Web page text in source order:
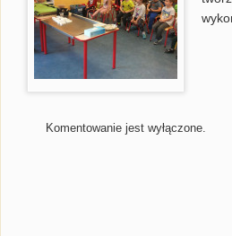
Komentowanie jest wyłączone.